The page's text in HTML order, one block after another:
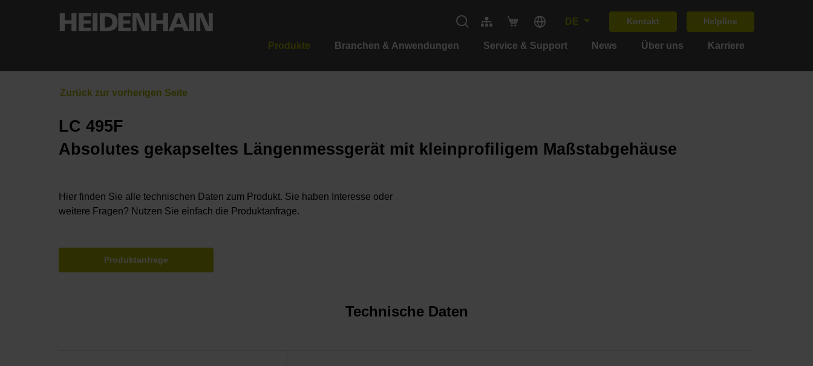
DE Kontakt Helpline
Produkte Branchen & Anwendungen Service & Support News Über uns Karriere
LC 495F
Absolutes gekapseltes Längenmessgerät mit kleinprofiligem Maßstabgehäuse
Hier finden Sie alle technischen Daten zum Produkt. Sie haben Interesse oder
weitere Fragen? Nutzen Sie einfach die Produktanfrage.
Produktanfrage
Technische Daten